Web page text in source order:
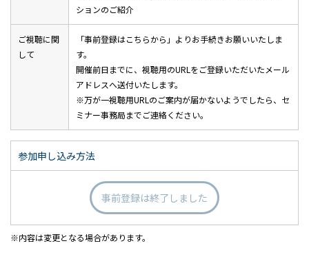
ションのご紹介
ご視聴に関
して
「事前登録はこちらから」よりお手続きお願いいたしま
す。
開催前日までに、視聴用のURLをご登録いただいたメール
アドレスへ送付いたします。
※万が一視聴用URLのご案内が届かないようでしたら、セ
ミナー事務局までご連絡ください。
参加申し込み方法
事前登録は終了しました
内容は変更となる場合があります。